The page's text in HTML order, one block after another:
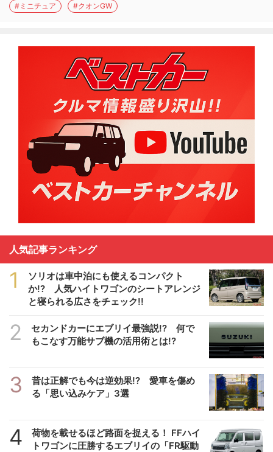
#ミニチュア #クオンGW
人気記事ランキング
1
ソリオは車中泊にも使えるコンパクト
か!? 人気ハイトワゴンのシートアレンジ
と寝られる広さをチェック!!
2
セカンドカーにエブリイ最強説!? 何で
もこなす万能サブ機の活用術とは!?
3
昔は正解でも今は逆効果!? 愛車を傷め
る「思い込みケア」3選
4
荷物を載せるほど路面を捉える！ FFハイ
トワゴンに圧勝するエブリイの「FR駆動